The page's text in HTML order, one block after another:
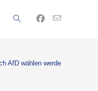
AfD wählen werde